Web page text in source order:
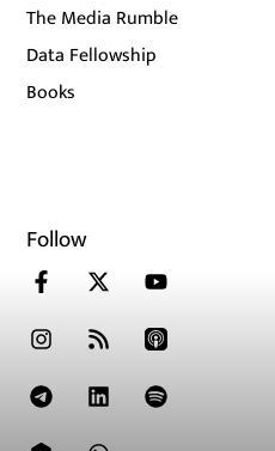
The Media Rumble
Data Fellowship
Books
Follow